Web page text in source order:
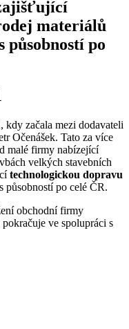
materiálů
působností po
, kdy začala mezi dodavateli
Očenášek. Tato za více
malé firmy nabízející
velkých stavebních
technologickou dopravu
působností po celé ČR.
obchodní firmy
pokračuje ve spolupráci s